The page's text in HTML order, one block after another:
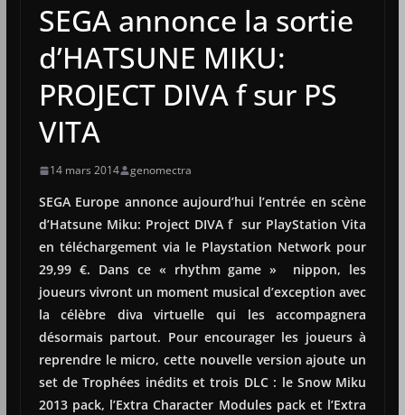
SEGA annonce la sortie
d’HATSUNE MIKU:
PROJECT DIVA f sur PS
VITA
14 mars 2014 genomectra
SEGA Europe annonce aujourd’hui l’entrée en scène
d’Hatsune Miku: Project DIVA f sur PlayStation Vita
en téléchargement via le Playstation Network pour
29,99 €. Dans ce « rhythm game » nippon, les
joueurs vivront un moment musical d’exception avec
la célèbre diva virtuelle qui les accompagnera
désormais partout. Pour encourager les joueurs à
reprendre le micro, cette nouvelle version ajoute un
set de Trophées inédits et trois DLC : le Snow Miku
2013 pack, l’Extra Character Modules pack et l’Extra